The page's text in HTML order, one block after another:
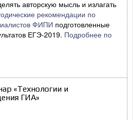
авторскую мысль и излагать
рекомендации по
ФИПИ подготовленные
ЕГЭ-2019. Подробнее по
«Технологии и
ГИА»